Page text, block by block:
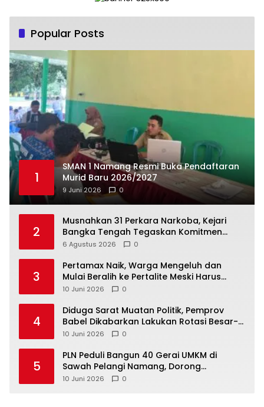
Popular Posts
1
SMAN 1 Namang Resmi Buka Pendaftaran
Murid Baru 2026/2027
9 Juni 2026 0
2
Musnahkan 31 Perkara Narkoba, Kejari
Bangka Tengah Tegaskan Komitmen
Berantas Kejahatan Hingga Tuntas
6 Agustus 2026 0
3
‎Pertamax Naik, Warga Mengeluh dan
Mulai Beralih ke Pertalite Meski Harus
10 Juni 2026 0
4
‎Diduga Sarat Muatan Politik, Pemprov
Babel Dikabarkan Lakukan Rotasi Besar-
10 Juni 2026 0
5
‎PLN Peduli Bangun 40 Gerai UMKM di
Sawah Pelangi Namang, Dorong
10 Juni 2026 0